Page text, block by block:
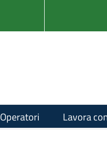
Operatori Lavora